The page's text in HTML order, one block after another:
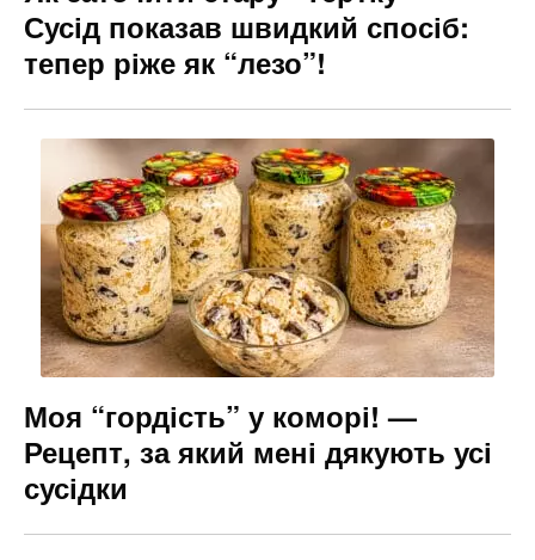
Сусід показав швидкий спосіб:
тепер ріже як “лезо”!
Моя “гордість” у коморі! —
Рецепт, за який мені дякують усі
сусідки